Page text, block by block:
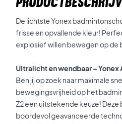
De lichtste Yonex
frisse en opvallende kleur!
explosief willen bewegen op de
Ultralicht en wendbaar – Yonex
Ben jij op zoek naar maximale
bewegingsvrijheid op het
Z2 een uitstekende keuze!
boordevol geavanceerde